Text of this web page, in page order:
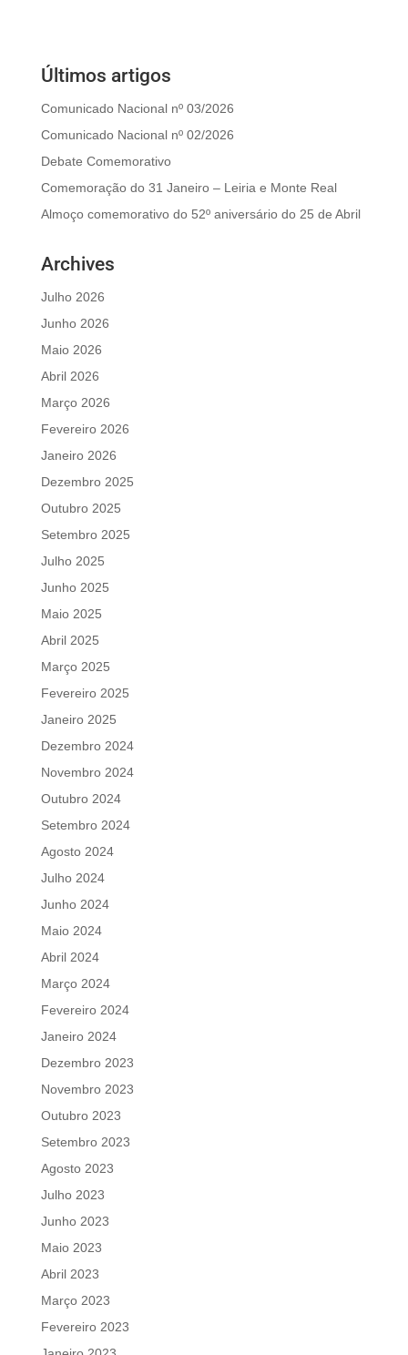
Últimos artigos
Comunicado Nacional nº 03/2026
Comunicado Nacional nº 02/2026
Debate Comemorativo
Comemoração do 31 Janeiro – Leiria e Monte Real
Almoço comemorativo do 52º aniversário do 25 de Abril
Archives
Julho 2026
Junho 2026
Maio 2026
Abril 2026
Março 2026
Fevereiro 2026
Janeiro 2026
Dezembro 2025
Outubro 2025
Setembro 2025
Julho 2025
Junho 2025
Maio 2025
Abril 2025
Março 2025
Fevereiro 2025
Janeiro 2025
Dezembro 2024
Novembro 2024
Outubro 2024
Setembro 2024
Agosto 2024
Julho 2024
Junho 2024
Maio 2024
Abril 2024
Março 2024
Fevereiro 2024
Janeiro 2024
Dezembro 2023
Novembro 2023
Outubro 2023
Setembro 2023
Agosto 2023
Julho 2023
Junho 2023
Maio 2023
Abril 2023
Março 2023
Fevereiro 2023